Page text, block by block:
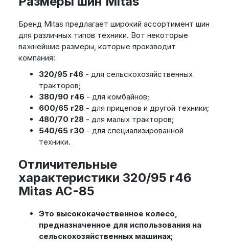
Бренд Mitas предлагает широкий ассортимент шин
для различных типов техники. Вот некоторые
важнейшие размеры, которые производит
компания:
320/95 r46- для сельскохозяйственных
тракторов;
380/90 r46- для комбайнов;
600/65 r28- для прицепов и другой техники;
480/70 r28- для малых тракторов;
540/65 r30 - для специализированной
техники.
Отличительные
характеристики 320/95 r46
Mitas AC-85
Это высококачественное колесо,
предназначенное для использования на
сельскохозяйственных машинах;